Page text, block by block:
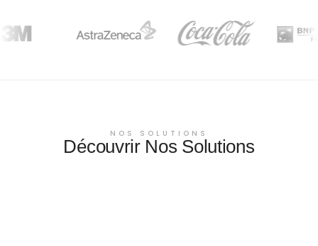
NOS SOLUTIONS
Découvrir Nos Solutions